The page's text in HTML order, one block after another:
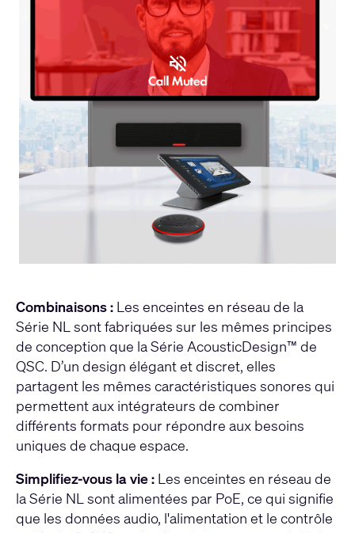
Combinaisons : Les enceintes en réseau de la
Série NL sont fabriquées sur les mêmes principes
de conception que la Série AcousticDesign™ de
QSC. D’un design élégant et discret, elles
partagent les mêmes caractéristiques sonores qui
permettent aux intégrateurs de combiner
différents formats pour répondre aux besoins
uniques de chaque espace.
Simplifiez-vous la vie : Les enceintes en réseau de
la Série NL sont alimentées par PoE, ce qui signifie
que les données audio, l'alimentation et le contrôle